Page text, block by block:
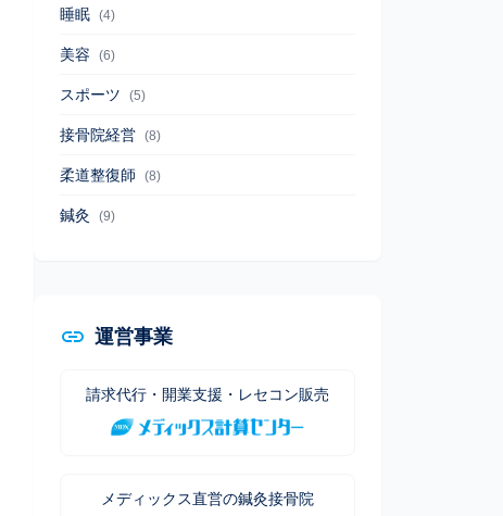
睡眠 (4)
美容 (6)
スポーツ (5)
接骨院経営 (8)
柔道整復師 (8)
鍼灸 (9)
運営事業
請求代行・開業支援・レセコン販売
メディックス直営の鍼灸接骨院